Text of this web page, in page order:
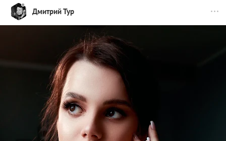
Дмитрий Тур